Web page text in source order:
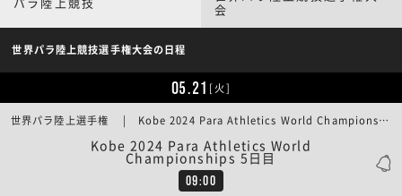
会
世界パラ陸上競技選手権大会の日程
05.21 [火]
09:00
Kobe 2024 Para Athletics World
Championships 5日目
世界パラ陸上選手権 | Kobe 2024 Para Athletics World Championships 5日目